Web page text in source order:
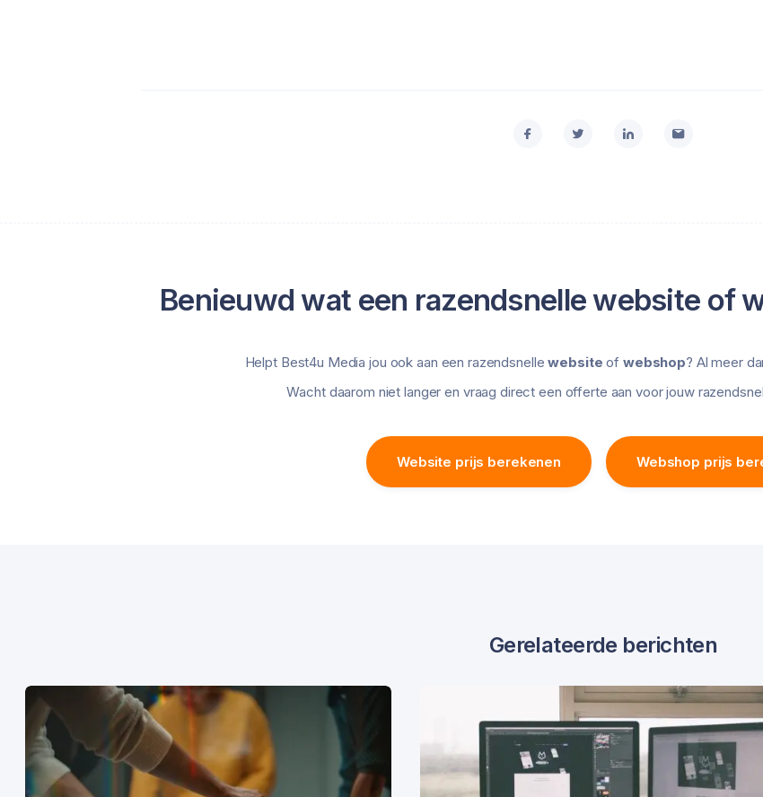
Benieuwd wat een razendsnelle website of
Helpt Best4u Media jou ook aan een razendsnellewebsite of webshop? Al meer
Wacht daarom niet langer en vraag direct een offerte aan voor jouw
Website prijs berekenen Webshop prijs
Gerelateerde berichten